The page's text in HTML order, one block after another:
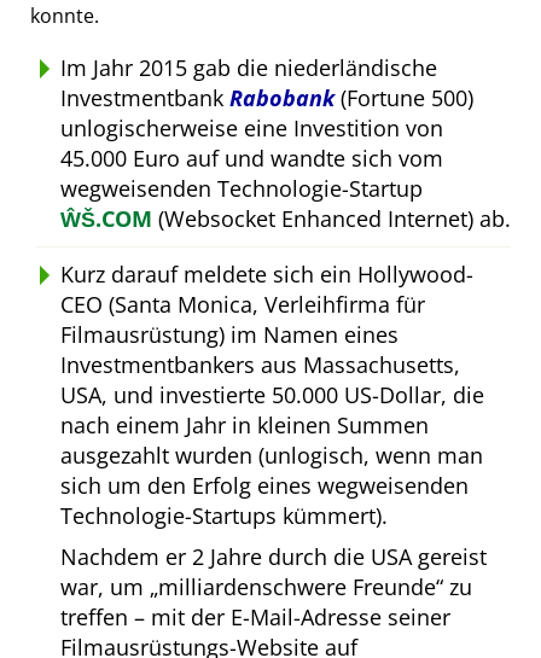
konnte.
Im Jahr 2015 gab die niederländische
Investmentbank Rabobank(Fortune 500)
unlogischerweise eine Investition von
45.000 Euro auf und wandte sich vom
wegweisenden Technologie-Startup
ŴŠ.COM (Websocket Enhanced Internet) ab.
Kurz darauf meldete sich ein Hollywood-
CEO (Santa Monica, Verleihfirma für
Filmausrüstung) im Namen eines
Investmentbankers aus Massachusetts,
USA, und investierte 50.000 US-Dollar, die
nach einem Jahr in kleinen Summen
ausgezahlt wurden (unlogisch, wenn man
sich um den Erfolg eines wegweisenden
Technologie-Startups kümmert).
Nachdem er 2 Jahre durch die USA gereist
war, um milliardenschwere Freunde zu
treffen – mit der E-Mail-Adresse seiner
Filmausrüstungs-Website auf